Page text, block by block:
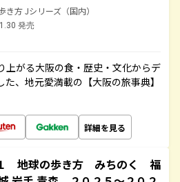
き方 Jシリーズ（国内）
発売
上がる大阪の食・歴史・文化からデ
、地元愛満載の【大阪の旅事典】
詳細を見る
地球の歩き方 みちのく 福